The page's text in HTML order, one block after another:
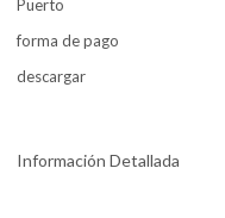
Puerto
forma de pago
descargar
Información Detallada